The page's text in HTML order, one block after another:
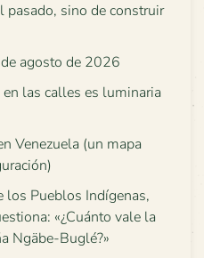
pasado, sino de construir
agosto de 2026
en las calles es luminaria
Venezuela (un mapa
los Pueblos Indígenas,
«¿Cuánto vale la
Ngäbe-Buglé?»